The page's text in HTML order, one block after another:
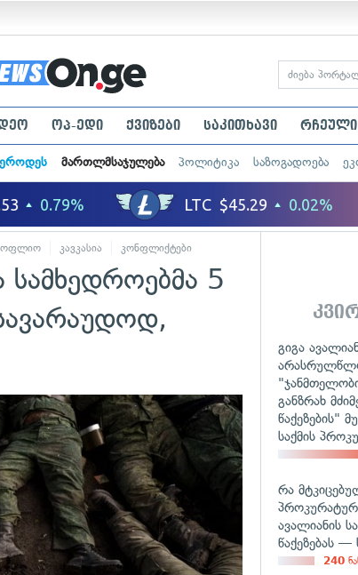
ოპ-ედი ქვიზები საკითხავი რჩეული
მართლმსაჯულება პოლიტიკა საზოგადოება
კავკასია კონფლიქტები
სამხედროებმა 5
გიგა
განზრახ
წაქეზების"
საქმის
რა
ავალიანის
წაქეზებას —
240